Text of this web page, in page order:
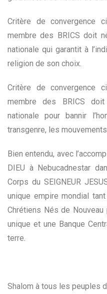
Critère de convergence
membre des BRICS doit
nationale qui garantit à
religion de son choix.
Critère de convergence
membre des BRICS
nationale pour bannir
transgenre, les
Bien entendu, avec
DIEU à Nebucadnestar
Corps du SEIGNEUR
unique empire mondial
Chrétiens Nés de Nouveau
unique et une Banque
terre.
Shalom à tous les peuples